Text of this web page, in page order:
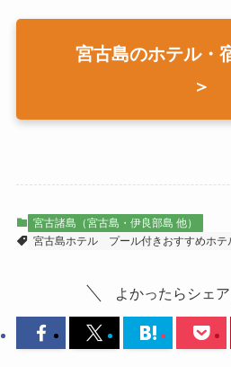
宮古島のホテル・
＞
宮古諸島（宮古島・伊良部島 他）
宮古島ホテル
プール付きおすすめホテ
よかったらシェア